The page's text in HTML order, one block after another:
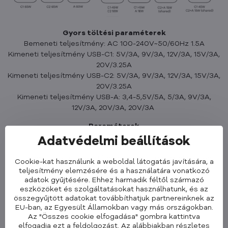
Gyors töltési paraméterek
Bemeneti teljesítmény: AC 100-240V~50/60Hz 1.5A
Kimeneti teljesítmény USB-C1: 5V/3A, 9V/3A, 12V/3A, 15V/3A,
20V/3.25A
Kimeneti teljesítmény USB-C2: 5V/3A, 9V/3A, 12V/3A, 15V/3A,
20V/3.25A
Kimeneti teljesítmény USB-A: 3,4-5,5V/5A, 5/3A, 9V/3A,
12V/3A, 20V/3A, 20V/3A
Paraméterek
Termék méretei: 39 x 33 x 114 mm
Súly: 132 g
Túláram, túlfeszültség, túlhőmérséklet, rövidzárlat elleni
védelem
A következő technológiákat támogatja:
PD 3.0, PD2.0, PPS
QC4.0+, QC 3.0, QC2.0
DCP, FCP, SCP, AFC
Adatvédelmi beállítások
Cookie-kat használunk a weboldal látogatás javítására, a
teljesítmény elemzésére és a használatára vonatkozó
adatok gyűjtésére. Ehhez harmadik féltől származó
eszközöket és szolgáltatásokat használhatunk, és az
összegyűjtött adatokat továbbíthatjuk partnereinknek az
EU-ban, az Egyesült Államokban vagy más országokban.
Az "Összes cookie elfogadása" gombra kattintva
elfogadja ezt a feldolgozást. Az alábbiakban részletes